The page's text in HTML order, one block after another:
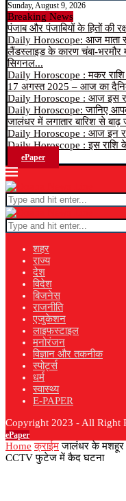
Sunday, August 9, 2026
Breaking News
पंजाब और पंजाबियों के हितों की
Daily Horoscope: आज माता
लैंडस्लाइड के कारण चंबा-भरमौर
सिगनल...
Daily Horoscope : मकर
17 अगस्त 2025 – आज का
Daily Horoscope : आज इस
Daily Horoscope: जानिए
जालंधर में लगातार बारिश से
Daily Horoscope : आज इन
Daily Horoscope : इस राशि
ePaper
शहर
राज्य
देश
विदेश
बिजनेस
राजनीति
एजुकेशन
लाइफस्टाइल
मनोरंजन
विज्ञान और तकनीक
स्पोर्ट्स
धर्म
स्वास्थ्य
E-PAPER
Copyright 2023 - All Right
ePaper
Home क्राईम जालंधर के मशहूर
CCTV फुटेज में कैद घटना